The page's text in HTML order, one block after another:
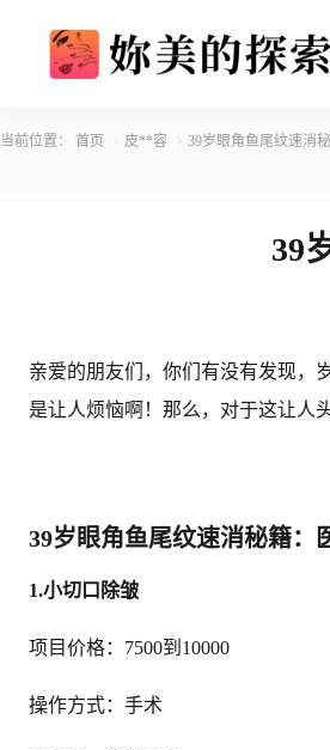
当前位置： 首页 皮**容 39岁眼角鱼尾纹速消
39
亲爱的朋友们，你们有没有发现，
是让人烦恼啊！那么，对于这让人
39岁眼角鱼尾纹速消秘籍：
1.小切口除皱
项目价格：7500到10000
操作方式：手术